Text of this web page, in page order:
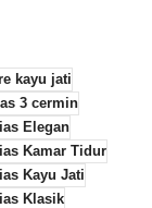
kayu jati
3 cermin
Elegan
Kamar Tidur
Kayu Jati
Klasik